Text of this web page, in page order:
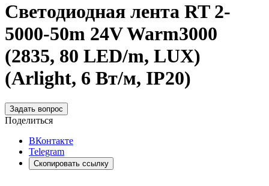
Светодиодная лента RT 2-
5000-50m 24V Warm3000
(2835, 80 LED/m, LUX)
(Arlight, 6 Вт/м, IP20)
Задать вопрос
Поделиться
ВКонтакте
Telegram
Скопировать ссылку